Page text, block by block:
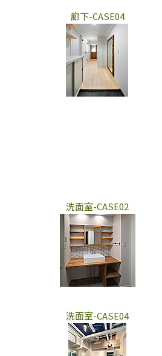
廊下-CASE04
洗面室-CASE02
洗面室-CASE04